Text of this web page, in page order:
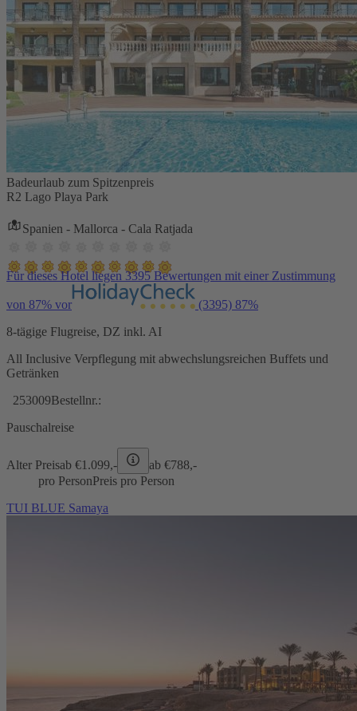
Badeurlaub zum Spitzenpreis
R2 Lago Playa Park
Spanien - Mallorca - Cala Ratjada
Für dieses Hotel liegen 3395 Bewertungen mit einer Zustimmung
von 87% vor (3395) 87%
8-tägige Flugreise, DZ inkl. AI
All Inclusive Verpflegung mit abwechslungsreichen Buffets und
Getränken
253009Bestellnr.:
Pauschalreise
Alter Preisab €1.099,- ab €788,-
pro PersonPreis pro Person
TUI BLUE Samaya